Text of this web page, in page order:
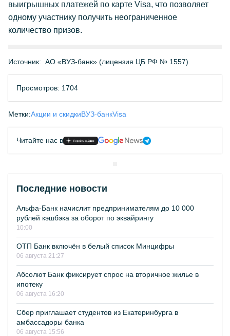
выигрышных платежей по карте Visa, что позволяет
одному участнику получить неограниченное
количество призов.
Источник: АО «ВУЗ-банк» (лицензия ЦБ РФ № 1557)
Просмотров: 1704
Метки:Акции и скидкиВУЗ-банкVisa
Читайте нас в
Последние новости
Альфа-Банк начислит предпринимателям до 10 000
рублей кэшбэка за оборот по эквайрингу
10:00
ОТП Банк включён в белый список Минцифры
06 августа 21:27
Абсолют Банк фиксирует спрос на вторичное жилье в
ипотеку
06 августа 16:20
Сбер приглашает студентов из Екатеринбурга в
амбассадоры банка
06 августа 15:56